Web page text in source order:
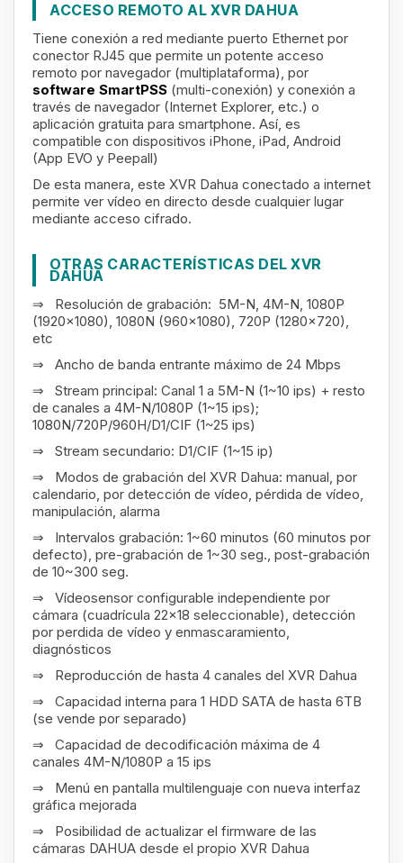
ACCESO REMOTO AL XVR DAHUA
Tiene conexión a red mediante puerto Ethernet por
conector RJ45 que permite un potente acceso
remoto por navegador (multiplataforma), por
software SmartPSS (multi-conexión) y conexión a
través de navegador (Internet Explorer, etc.) o
aplicación gratuita para smartphone. Así, es
compatible con dispositivos iPhone, iPad, Android
(App EVO y Peepall)
De esta manera, este XVR Dahua conectado a internet
permite ver vídeo en directo desde cualquier lugar
mediante acceso cifrado.
OTRAS CARACTERÍSTICAS DEL XVR
DAHUA
⇒ Resolución de grabación: 5M-N, 4M-N, 1080P
(1920x1080), 1080N (960x1080), 720P (1280x720),
etc
⇒ Ancho de banda entrante máximo de 24 Mbps
⇒ Stream principal: Canal 1 a 5M-N (1~10 ips) + resto
de canales a 4M-N/1080P (1~15 ips);
1080N/720P/960H/D1/CIF (1~25 ips)
⇒ Stream secundario: D1/CIF (1~15 ip)
⇒ Modos de grabación del XVR Dahua: manual, por
calendario, por detección de vídeo, pérdida de vídeo,
manipulación, alarma
⇒ Intervalos grabación: 1~60 minutos (60 minutos por
defecto), pre-grabación de 1~30 seg., post-grabación
de 10~300 seg.
⇒ Vídeosensor configurable independiente por
cámara (cuadrícula 22x18 seleccionable), detección
por perdida de vídeo y enmascaramiento,
diagnósticos
⇒ Reproducción de hasta 4 canales del XVR Dahua
⇒ Capacidad interna para 1 HDD SATA de hasta 6TB
(se vende por separado)
⇒ Capacidad de decodificación máxima de 4
canales 4M-N/1080P a 15 ips
⇒ Menú en pantalla multilenguaje con nueva interfaz
gráfica mejorada
⇒ Posibilidad de actualizar el firmware de las
cámaras DAHUA desde el propio XVR Dahua